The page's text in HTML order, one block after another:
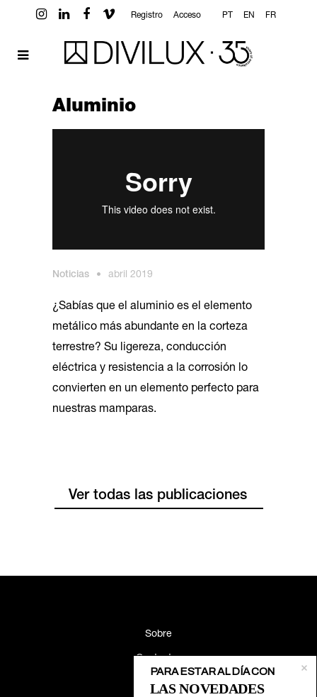
Registro Acceso PT EN FR
Aluminio
Noticias • abril 2019
¿Sabías que el aluminio es el elemento
metálico más abundante en la corteza
terrestre? Su ligereza, conducción
eléctrica y resistencia a la corrosión lo
convierten en un elemento perfecto para
nuestras mamparas.
Ver todas las publicaciones
Sobre
Contactos
PARA ESTAR AL DÍA CON
LAS NOVEDADES